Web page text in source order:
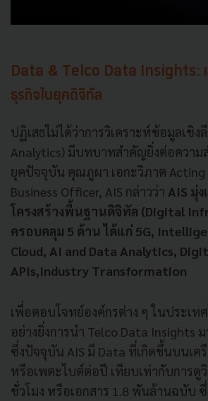
Data & Telco Data Insights:
ธุรกิจในยุคดิจิทัล
ปฏิเสธไม่ได้ว่าการวิเคราะห์ข้อมูลเชิง
Analytics) มีบทบาทสำคัญยิ่งต่อความ
ยุคปัจจุบัน คุณภูผา เอกะวิภาต Acting
Business Officer, AIS กล่าวว่า AIS มุ่
โครงสร้างพื้นฐานดิจิทัล (Digital
ครอบคลุม 5 ด้าน ได้แก่ 5G,
Cloud, AI and Data Analytics,
APIs,Industry Transformation
เพื่อตอบโจทย์องค์กรต่าง ๆ ในประเท
อย่างยิ่งการนำ Telco Data Insights
ซึ่งปัจจุบัน AIS มี Data ที่เกิดขึ้นบนเครื
หรือเพตะไบต์ต่อปี เทียบเท่ากับการดู
ชั่วโมง หรือเอกสาร 1.8 พันล้านฉบับ